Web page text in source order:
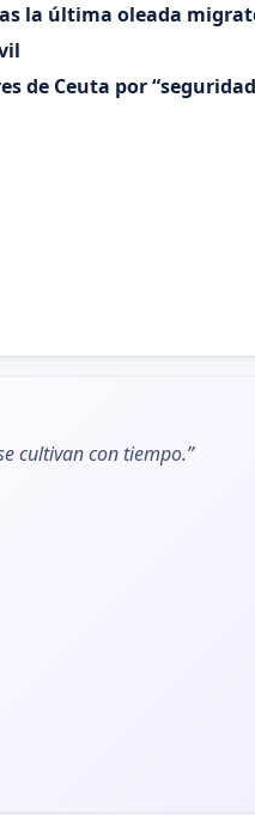
la última oleada
de Ceuta por “seguridad
cultivan con tiempo.”